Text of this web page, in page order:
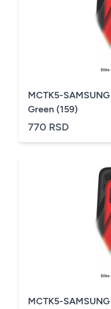
MCTK5-
Green (159)
770 RSD
MCTK5-